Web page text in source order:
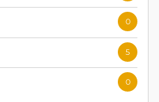
0
5
0